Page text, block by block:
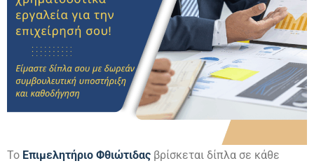
Το Επιμελητήριο Φθιώτιδας βρίσκεται δίπλα σε κάθε